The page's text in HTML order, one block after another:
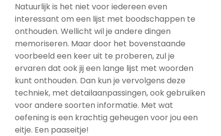
Natuurlijk is het niet voor iedereen even
interessant om een lijst met boodschappen te
onthouden. Wellicht wil je andere dingen
memoriseren. Maar door het bovenstaande
voorbeeld een keer uit te proberen, zul je
ervaren dat ook jij een lange lijst met woorden
kunt onthouden. Dan kun je vervolgens deze
techniek, met detailaanpassingen, ook gebruiken
voor andere soorten informatie. Met wat
oefening is een krachtig geheugen voor jou een
eitje. Een paaseitje!